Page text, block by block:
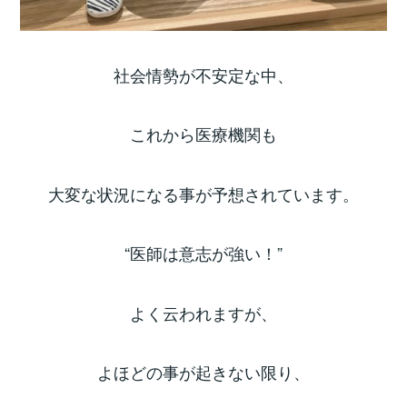
社会情勢が不安定な中、
これから医療機関も
大変な状況になる事が予想されています。
“医師は意志が強い！”
よく云われますが、
よほどの事が起きない限り、